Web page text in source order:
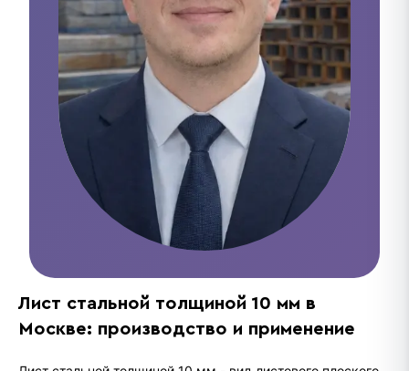
Лист стальной толщиной 10 мм в
Москве: производство и применение